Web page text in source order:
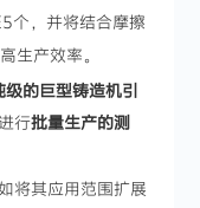
个，并将结合摩擦
生产效率。
的巨型铸造机引
行批量生产的测
将其应用范围扩展